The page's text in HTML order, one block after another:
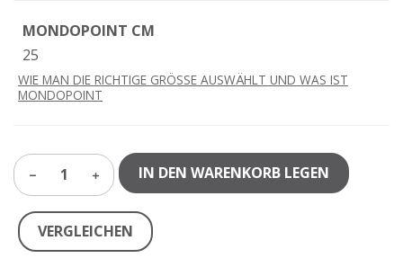
MONDOPOINT CM
25
WIE MAN DIE RICHTIGE GRÖSSE AUSWÄHLT UND WAS IST
MONDOPOINT
1 IN DEN WARENKORB LEGEN
VERGLEICHEN